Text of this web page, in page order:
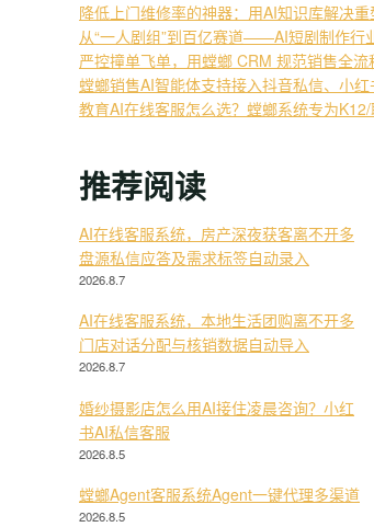
降低上门维修率的神器：用AI知识库解决
从“一人剧组”到百亿赛道——AI短剧制作行
严控撞单飞单，用螳螂 CRM 规范销售全流
螳螂销售AI智能体支持接入抖音私信、小
教育AI在线客服怎么选？螳螂系统专为
推荐阅读
AI在线客服系统，房产深夜获客离不开多
盘源私信应答及需求标签自动录入
2026.8.7
AI在线客服系统，本地生活团购离不开多
门店对话分配与核销数据自动导入
2026.8.7
婚纱摄影店怎么用AI接住凌晨咨询？小红
书AI私信客服
2026.8.5
螳螂Agent客服系统Agent一键代理多渠道
2026.8.5